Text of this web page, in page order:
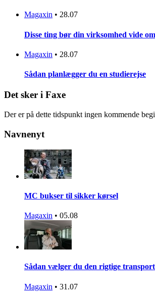
Magaxin • 28.07
Disse ting bør din virksomhed vide
Magaxin • 28.07
Sådan planlægger du en studierejse
Det sker i Faxe
Der er på dette tidspunkt ingen kommende
Navnenyt
MC bukser til sikker kørsel
Magaxin • 05.08
Sådan vælger du den rigtige
Magaxin • 31.07